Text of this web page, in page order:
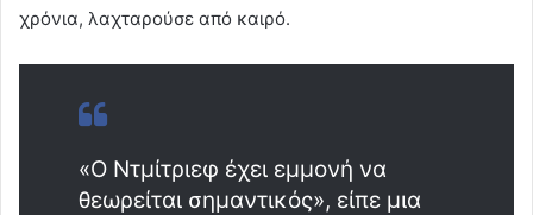
χρόνια, λαχταρούσε από καιρό.
«Ο Ντμίτριεφ έχει εμμονή να
θεωρείται σημαντικός», είπε μια